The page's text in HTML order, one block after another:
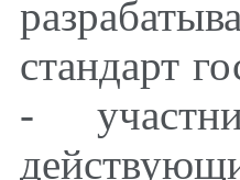
стандарт
-